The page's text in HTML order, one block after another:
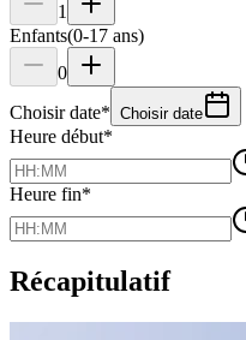
1
Enfants(0-17 ans)
0
Choisir date* Choisir date
Heure début*
Heure fin*
Récapitulatif